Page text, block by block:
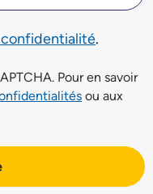
.
Pour en savoir
ou aux